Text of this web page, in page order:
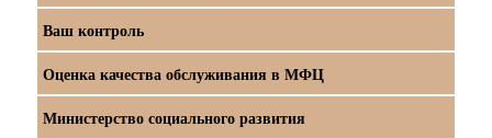
Ваш контроль
Оценка качества обслуживания в МФЦ
Министерство социального развития